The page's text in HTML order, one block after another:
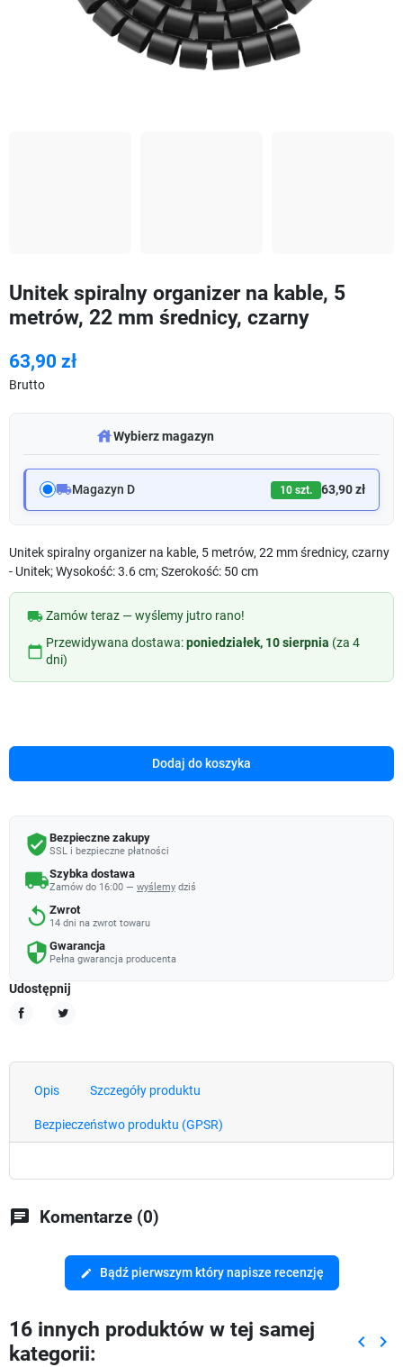
Unitek spiralny organizer na kable, 5
metrów, 22 mm średnicy, czarny
63,90 zł
Brutto
warehouseWybierz magazyn
local_shippingMagazyn D 10 szt. 63,90 zł
Unitek spiralny organizer na kable, 5 metrów, 22 mm średnicy, czarny
- Unitek; Wysokość: 3.6 cm; Szerokość: 50 cm
local_shippingZamów teraz — wyślemy jutro rano!
calendar_today
Przewidywana dostawa:poniedziałek, 10 sierpnia (za 4
dni)
Dodaj do koszyka
verified_user Bezpieczne zakupy
SSL i bezpieczne płatności
local_shippingSzybka dostawa
Zamów do 16:00 — wyślemy dziś
replay Zwrot
14 dni na zwrot towaru
security Gwarancja
Pełna gwarancja producenta
Udostępnij
Opis Szczegóły produktu
Bezpieczeństwo produktu (GPSR)
chat Komentarze (0)
edit Bądź pierwszym który napisze recenzję
16 innych produktów w tej samej
kategorii:
keyboard_arrow_left keyboard_arrow_right